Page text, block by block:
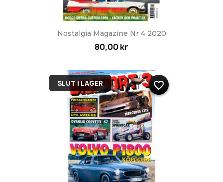
Nostalgia Magazine Nr 4 2020
80,00 kr
SLUT I LAGER favorite_border